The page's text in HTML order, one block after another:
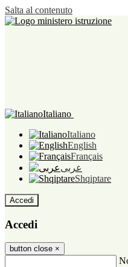
Salta al contenuto
Italiano
Italiano
English
Français
عربى
Shqiptare
Accedi
Accedi
button close ×